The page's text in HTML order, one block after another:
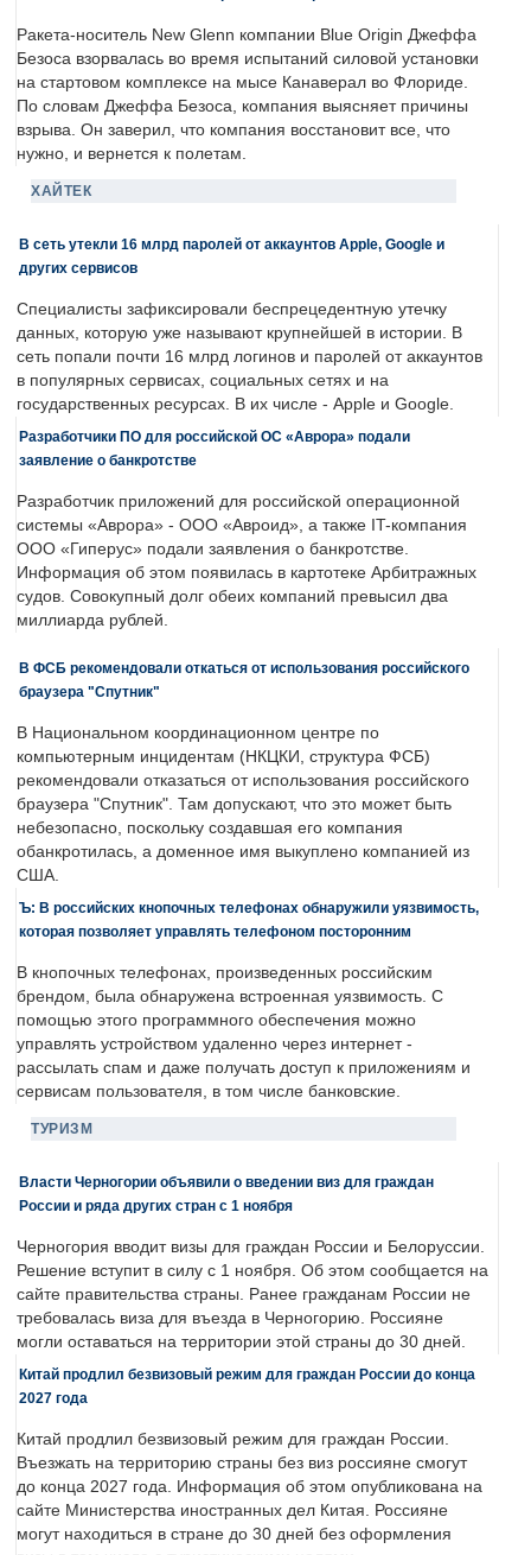
Ракета-носитель New Glenn компании Blue Origin Джеффа
Безоса взорвалась во время испытаний силовой установки
на стартовом комплексе на мысе Канаверал во Флориде.
По словам Джеффа Безоса, компания выясняет причины
взрыва. Он заверил, что компания восстановит все, что
нужно, и вернется к полетам.
ХАЙТЕК
В сеть утекли 16 млрд паролей от аккаунтов Apple, Google и
других сервисов
Специалисты зафиксировали беспрецедентную утечку
данных, которую уже называют крупнейшей в истории. В
сеть попали почти 16 млрд логинов и паролей от аккаунтов
в популярных сервисах, социальных сетях и на
государственных ресурсах. В их числе - Apple и Google.
Разработчики ПО для российской ОС «Аврора» подали
заявление о банкротстве
Разработчик приложений для российской операционной
системы «Аврора» - ООО «Авроид», а также IT-компания
ООО «Гиперус» подали заявления о банкротстве.
Информация об этом появилась в картотеке Арбитражных
судов. Совокупный долг обеих компаний превысил два
миллиарда рублей.
В ФСБ рекомендовали откаться от использования российского
браузера "Спутник"
В Национальном координационном центре по
компьютерным инцидентам (НКЦКИ, структура ФСБ)
рекомендовали отказаться от использования российского
браузера "Спутник". Там допускают, что это может быть
небезопасно, поскольку создавшая его компания
обанкротилась, а доменное имя выкуплено компанией из
США.
Ъ: В российских кнопочных телефонах обнаружили уязвимость,
которая позволяет управлять телефоном посторонним
В кнопочных телефонах, произведенных российским
брендом, была обнаружена встроенная уязвимость. С
помощью этого программного обеспечения можно
управлять устройством удаленно через интернет -
рассылать спам и даже получать доступ к приложениям и
сервисам пользователя, в том числе банковские.
ТУРИЗМ
Власти Черногории объявили о введении виз для граждан
России и ряда других стран с 1 ноября
Черногория вводит визы для граждан России и Белоруссии.
Решение вступит в силу с 1 ноября. Об этом сообщается на
сайте правительства страны. Ранее гражданам России не
требовалась виза для въезда в Черногорию. Россияне
могли оставаться на территории этой страны до 30 дней.
Китай продлил безвизовый режим для граждан России до конца
2027 года
Китай продлил безвизовый режим для граждан России.
Въезжать на территорию страны без виз россияне смогут
до конца 2027 года. Информация об этом опубликована на
сайте Министерства иностранных дел Китая. Россияне
могут находиться в стране до 30 дней без оформления